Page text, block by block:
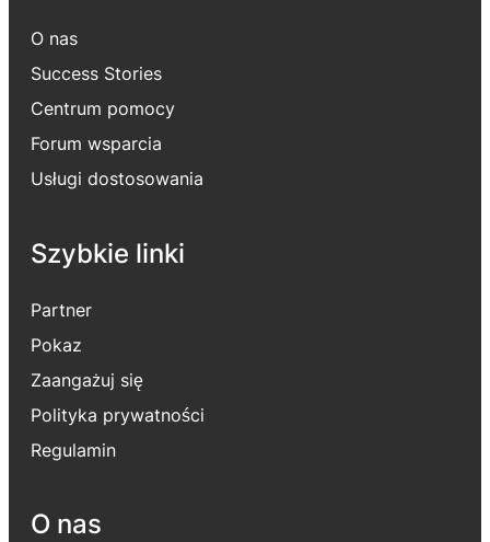
O nas
Success Stories
Centrum pomocy
Forum wsparcia
Usługi dostosowania
Szybkie linki
Partner
Pokaz
Zaangażuj się
Polityka prywatności
Regulamin
O nas